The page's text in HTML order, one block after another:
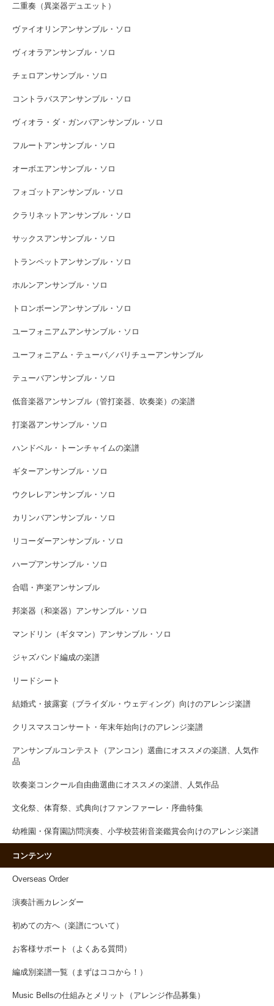
二重奏（異楽器デュエット）
ヴァイオリンアンサンブル・ソロ
ヴィオラアンサンブル・ソロ
チェロアンサンブル・ソロ
コントラバスアンサンブル・ソロ
ヴィオラ・ダ・ガンバアンサンブル・ソロ
フルートアンサンブル・ソロ
オーボエアンサンブル・ソロ
フォゴットアンサンブル・ソロ
クラリネットアンサンブル・ソロ
サックスアンサンブル・ソロ
トランペットアンサンブル・ソロ
ホルンアンサンブル・ソロ
トロンボーンアンサンブル・ソロ
ユーフォニアムアンサンブル・ソロ
ユーフォニアム・テューバ／バリチューアンサンブル
テューバアンサンブル・ソロ
低音楽器アンサンブル（管打楽器、吹奏楽）の楽譜
打楽器アンサンブル・ソロ
ハンドベル・トーンチャイムの楽譜
ギターアンサンブル・ソロ
ウクレレアンサンブル・ソロ
カリンバアンサンブル・ソロ
リコーダーアンサンブル・ソロ
ハープアンサンブル・ソロ
合唱・声楽アンサンブル
邦楽器（和楽器）アンサンブル・ソロ
マンドリン（ギタマン）アンサンブル・ソロ
ジャズバンド編成の楽譜
リードシート
結婚式・披露宴（ブライダル・ウェディング）向けのアレンジ楽譜
クリスマスコンサート・年末年始向けのアレンジ楽譜
アンサンブルコンテスト（アンコン）選曲にオススメの楽譜、人気作
品
吹奏楽コンクール自由曲選曲にオススメの楽譜、人気作品
文化祭、体育祭、式典向けファンファーレ・序曲特集
幼稚園・保育園訪問演奏、小学校芸術音楽鑑賞会向けのアレンジ楽譜
コンテンツ
Overseas Order
演奏計画カレンダー
初めての方へ（楽譜について）
お客様サポート（よくある質問）
編成別楽譜一覧（まずはココから！）
Music Bellsの仕組みとメリット（アレンジ作品募集）